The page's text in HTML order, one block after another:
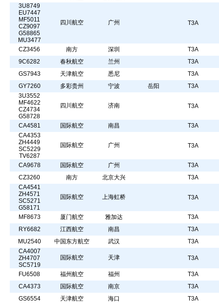
3U8749
EU7447
MF5011
CZ9097
G58865
MU3477
四川航空 广州 T3A
CZ3456 南方 深圳
T3A
9C6282
春秋航空 兰州
T3A
GS7943
天津航空 悉尼
T3A
GY7260
多彩贵州 宁波 岳阳
T3A
3U3552
MF4622
CZ4734
G58728
四川航空 济南 T3A
CA4581 国际航空 南昌
T3A
CA4353
ZH4449
SC5229
TV6287
国际航空 广州 T3A
CA9678 国际航空 广州
T3A
CZ3260
南方 北京大兴
T3A
CA4541
ZH4571
SC5271
G58171
国际航空 上海虹桥 T3A
MF8673 厦门航空 雅加达
T3A
RY6682
江西航空 南昌
T3A
MU2540
中国东方航空 武汉
T3A
CA4007
ZH4707
SC5719
国际航空 天津 T3A
FU6508 福州航空 福州
T3A
CA4373
国际航空 南京
T3A
GS6554
天津航空 海口
T3A